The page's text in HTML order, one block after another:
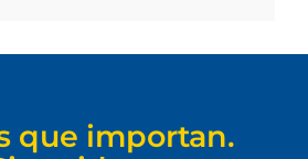
que importan.